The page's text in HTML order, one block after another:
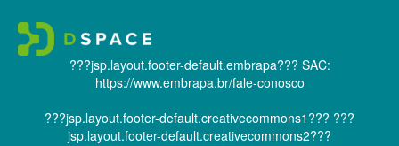
???jsp.layout.footer-default.embrapa??? SAC:
https://www.embrapa.br/fale-conosco
???jsp.layout.footer-default.creativecommons1??? ???
jsp.layout.footer-default.creativecommons2???